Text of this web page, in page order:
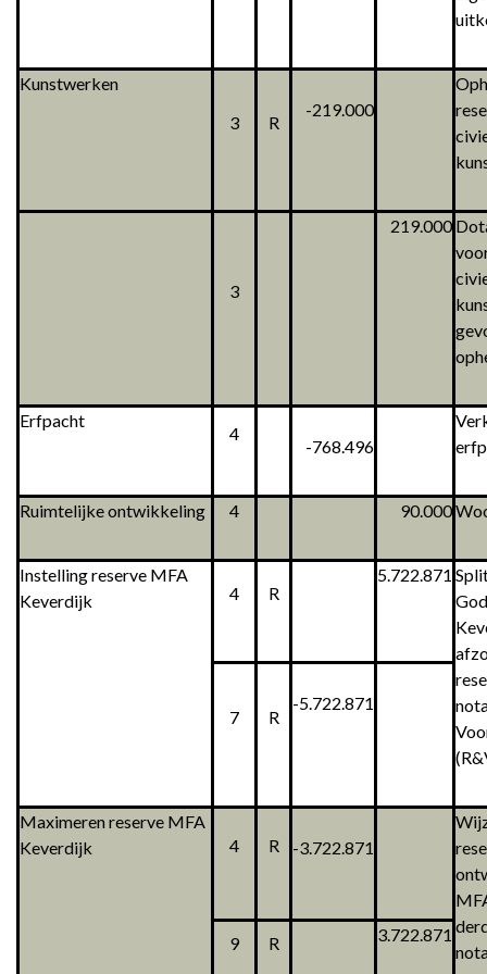
Kunstwerken
3
R
-219.000
3
219.000
Erfpacht
4
-768.496
Ruimtelijke ontwikkeling 4 90.000
Instelling reserve MFA
Keverdijk
4 R
5.722.871
7 R
-5.722.871
Maximeren reserve MFA
Keverdijk
4 R -3.722.871
9 R 3.722.871